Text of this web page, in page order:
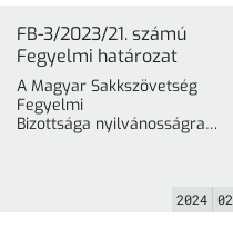
FB-3/2023/21. számú
Fegyelmi határozat
A Magyar Sakkszövetség
Fegyelmi
Bizottsága nyilvánosságra
határozatával Schenkerik
2024 02